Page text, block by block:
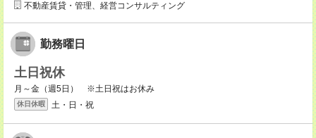
不動産賃貸・管理、経営コンサルティング
勤務曜日
土日祝休
月～金（週5日） ※土日祝はお休み
休日休暇 土・日・祝